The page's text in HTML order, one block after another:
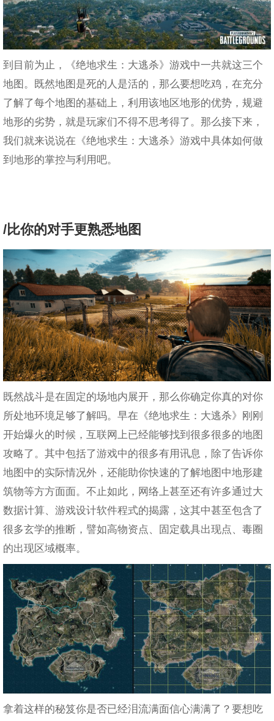
到目前为止，《绝地求生：大逃杀》游戏中一共就这三个
地图。既然地图是死的人是活的，那么要想吃鸡，在充分
了解了每个地图的基础上，利用该地区地形的优势，规避
地形的劣势，就是玩家们不得不思考得了。那么接下来，
我们就来说说在《绝地求生：大逃杀》游戏中具体如何做
到地形的掌控与利用吧。
/比你的对手更熟悉地图
既然战斗是在固定的场地内展开，那么你确定你真的对你
所处地环境足够了解吗。早在《绝地求生：大逃杀》刚刚
开始爆火的时候，互联网上已经能够找到很多很多的地图
攻略了。其中包括了游戏中的很多有用讯息，除了告诉你
地图中的实际情况外，还能助你快速的了解地图中地形建
筑物等方方面面。不止如此，网络上甚至还有许多通过大
数据计算、游戏设计软件程式的揭露，这其中甚至包含了
很多玄学的推断，譬如高物资点、固定载具出现点、毒圈
的出现区域概率。
拿着这样的秘笈你是否已经泪流满面信心满满了？要想吃